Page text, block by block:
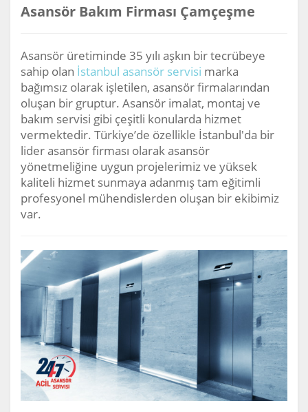
Asansör Bakım Firması Çamçeşme
Asansör üretiminde 35 yılı aşkın bir tecrübeye
sahip olan İstanbul asansör servisi marka
bağımsız olarak işletilen, asansör firmalarından
oluşan bir gruptur. Asansör imalat, montaj ve
bakım servisi gibi çeşitli konularda hizmet
vermektedir. Türkiye’de özellikle İstanbul'da bir
lider asansör firması olarak asansör
yönetmeliğine uygun projelerimiz ve yüksek
kaliteli hizmet sunmaya adanmış tam eğitimli
profesyonel mühendislerden oluşan bir ekibimiz
var.